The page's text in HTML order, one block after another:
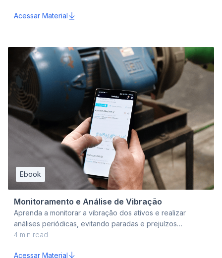
Acessar Material
Ebook
Monitoramento e Análise de Vibração
Aprenda a monitorar a vibração dos ativos e realizar
análises periódicas, evitando paradas e prejuízos
inesperados.
4 min read
Acessar Material